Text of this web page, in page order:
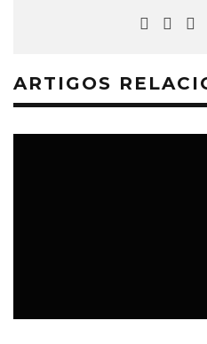
ARTIGOS